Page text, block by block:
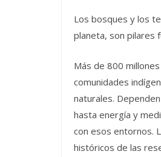
Los bosques y los
planeta, son pilares
Más de 800
comunidades
naturales.
hasta energía y
con esos entornos.
históricos de las